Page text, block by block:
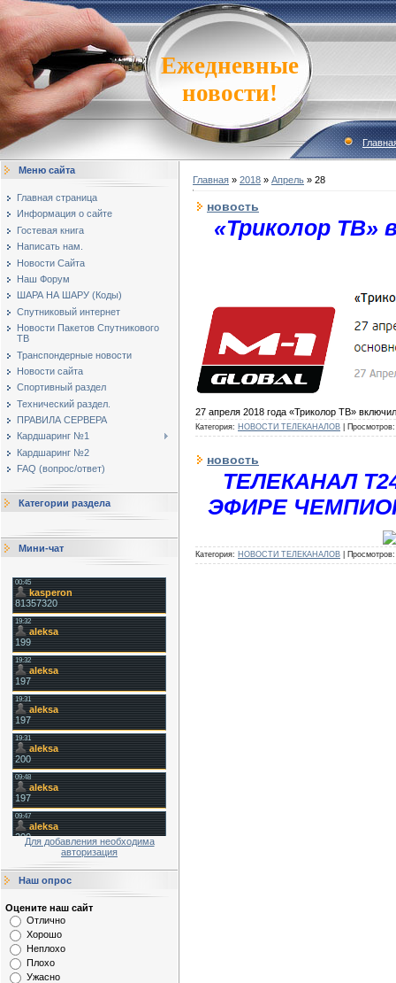
Ежедневные
новости!
Меню сайта
Главная страница
Информация о сайте
Гостевая книга
Написать нам.
Новости Сайта
Наш Форум
ШАРА НА ШАРУ (Коды)
Спутниковый интернет
Новости Пакетов Спутникового
ТВ
Транспондерные новости
Новости сайта
Спортивный раздел
Технический раздел.
ПРАВИЛА СЕРВЕРА
Кардшаринг №1
Кардшаринг №2
FAQ (вопрос/ответ)
Категории раздела
Мини-чат
Для добавления необходима
авторизация
Наш опрос
Оцените наш сайт
Отлично
Хорошо
Неплохо
Плохо
Ужасно
Главная » 2018 » Апрель » 28
новость
«Триколор ТВ»
27 апреля 2018 года «Триколор ТВ»
Категория: НОВОСТИ ТЕЛЕКАНАЛОВ Просмотров:
новость
ТЕЛЕКАНАЛ
ЭФИРЕ
Категория: НОВОСТИ ТЕЛЕКАНАЛОВ Просмотров: